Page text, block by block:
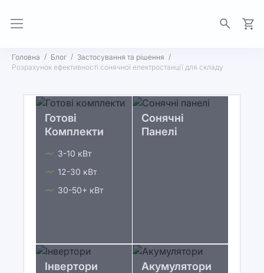
Головна Блог
Застосування та рішення
Розрахунок ефективності сонячної електростанції для складу
Готові
Комплекти
3-10 кВт
12-30 кВт
30-50+ кВт
Сонячні
Панелі
Інвертори Акумулятори